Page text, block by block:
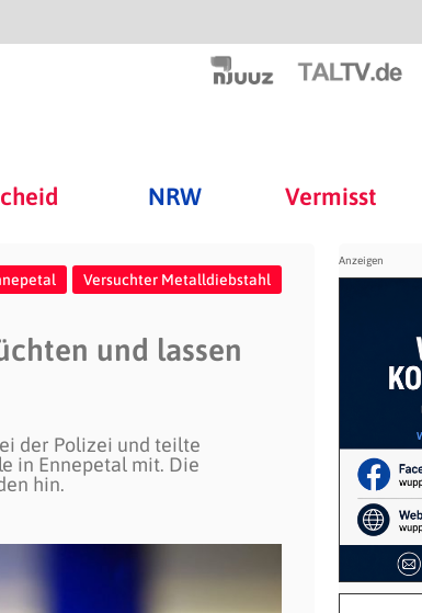
NRW Vermisst
Versuchter Metalldiebstahl
und lassen
der Polizei und teilte
in Ennepetal mit. Die
hin.